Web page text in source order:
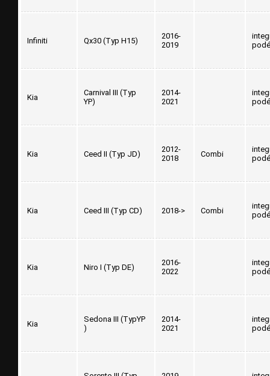
Infiniti Qx30 (Typ H15)
2016-
2019
Kia
Carnival III (Typ
YP)
2014-
2021
Kia Ceed II (Typ JD)
2012-
2018
Combi
Kia Ceed III (Typ CD) 2018-> Combi
Kia Niro I (Typ DE)
2016-
2022
Kia
Sedona III (TypYP
)
2014-
2021